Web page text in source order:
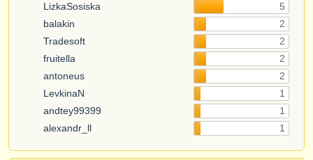
LizkaSosiska
5
balakin
2
Tradesoft
2
fruitella
2
antoneus
2
LevkinaN
1
andtey99399
1
alexandr_ll
1